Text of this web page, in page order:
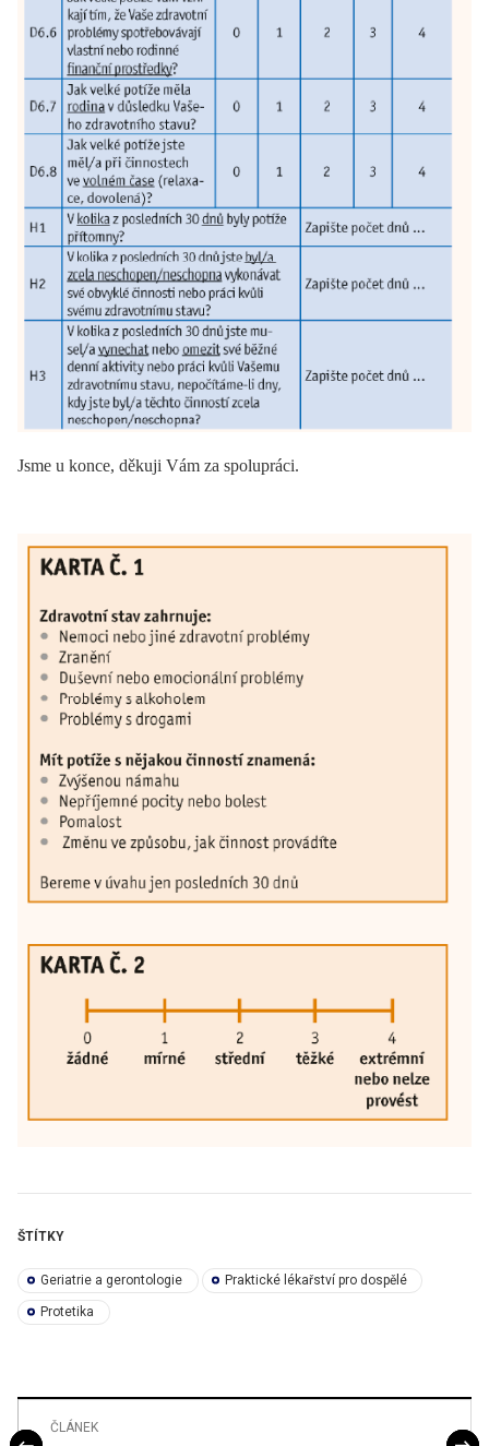
Jsme u konce, děkuji Vám za spolupráci.
ŠTÍTKY
Geriatrie a gerontologie Praktické lékařství pro dospělé
Protetika
ČLÁNEK